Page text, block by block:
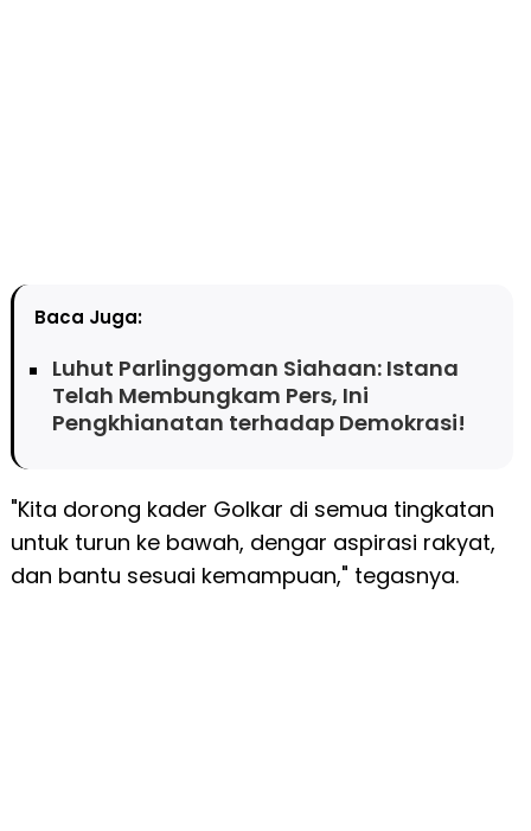
Baca Juga:
Luhut Parlinggoman Siahaan: Istana
Telah Membungkam Pers, Ini
Pengkhianatan terhadap Demokrasi!
"Kita dorong kader Golkar di semua tingkatan
untuk turun ke bawah, dengar aspirasi rakyat,
dan bantu sesuai kemampuan," tegasnya.